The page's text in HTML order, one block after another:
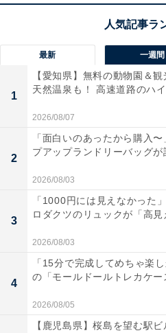
最新 一週間
1
【愛知県】無料の動物園＆
天然温泉も！ 高速道路のハ
2026/08/07
2
「面白いのあったから購入
プアップランドリーバッグが
2026/08/03
3
「1000円には見えなかった
ロダクツのリュックが「高
2026/08/03
4
「15分で完成してめちゃ楽
の「モールドールトレカケ
2026/08/05
【鹿児島県】桜島を望む駅ビ